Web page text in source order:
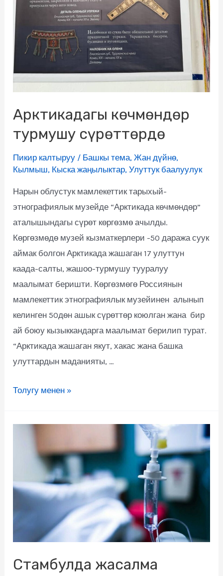
Арктикадагы көчмөндөр
турмушу сүрөттөрдө
Пикир калтыруу / Башкы тема,Жан дүйнө,
Кылмыш, Кыска жаңылыктар,Улуттук баалуулук
Нарын облустук мамлекеттик тарыхый-
этнографиялык музейде “Арктикада көчмөндөр”
аталышындагы сүрөт көргөзмө ачылды.
Көргөзмөдө музей кызматкерлери -50 даража суук
аймак болгон Арктикада жашаган 17 улуттун
каада-салты, жашоо-турмушу тууралуу
маалымат беришти. Көргөзмөгө Россиянын
мамлекеттик этнографиялык музейинен алынып
келинген 50дөн ашык сүрөттөр коюлган жана бир
ай боюу кызыккандарга маалымат берилип турат.
“Арктикада жашаган якут, хакас жана башка
улуттардын маданияты, …
Толугу менен »
Стамбулда жасалма